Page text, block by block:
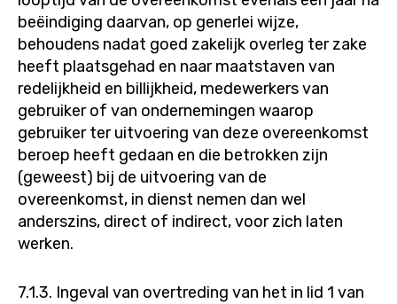
beëindiging daarvan, op generlei wijze,
behoudens nadat goed zakelijk overleg ter zake
heeft plaatsgehad en naar maatstaven van
redelijkheid en billijkheid, medewerkers van
gebruiker of van ondernemingen waarop
gebruiker ter uitvoering van deze overeenkomst
beroep heeft gedaan en die betrokken zijn
(geweest) bij de uitvoering van de
overeenkomst, in dienst nemen dan wel
anderszins, direct of indirect, voor zich laten
werken.
7.1.3. Ingeval van overtreding van het in lid 1 van